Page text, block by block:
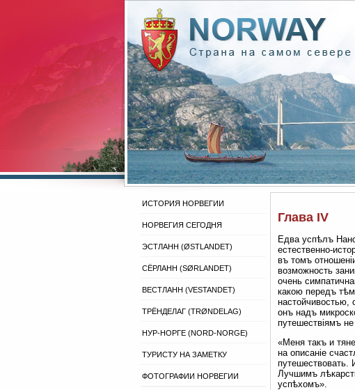
ИСТОРИЯ НОРВЕГИИ
НОРВЕГИЯ СЕГОДНЯ
ЭСТЛАНН (ØSTLANDET)
СЁРЛАНН (SØRLANDET)
ВЕСТЛАНН (VESTANDET)
ТРЁНДЕЛАГ (TRØNDELAG)
НУР-НОРГЕ (NORD-NORGE)
ТУРИСТУ НА ЗАМЕТКУ
ФОТОГРАФИИ НОРВЕГИИ
Глава IV
Едва успѣлъ
естественно-
въ томъ
возможность
очень
какою передъ
онъ надъ
путешествіямъ
«Меня такъ и
на описаніе
путешествовать.
Лучшимъ
успѣхомъ».